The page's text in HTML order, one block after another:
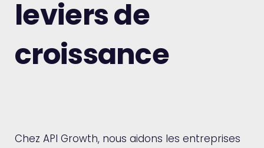
leviers de
croissance
Chez API Growth, nous aidons les entreprises